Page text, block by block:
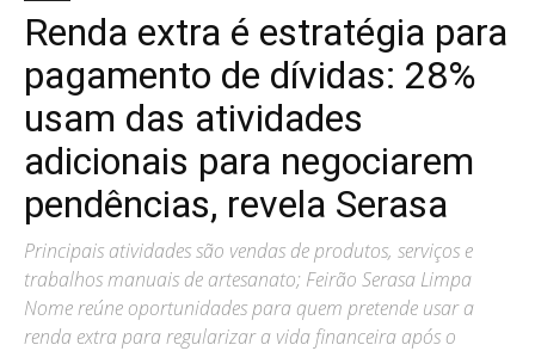
Renda extra é estratégia para
pagamento de dívidas: 28%
usam das atividades
adicionais para negociarem
pendências, revela Serasa
Principais atividades são vendas de produtos, serviços e
trabalhos manuais de artesanato; Feirão Serasa Limpa
Nome reúne oportunidades para quem pretende usar a
renda extra para regularizar a vida financeira após o